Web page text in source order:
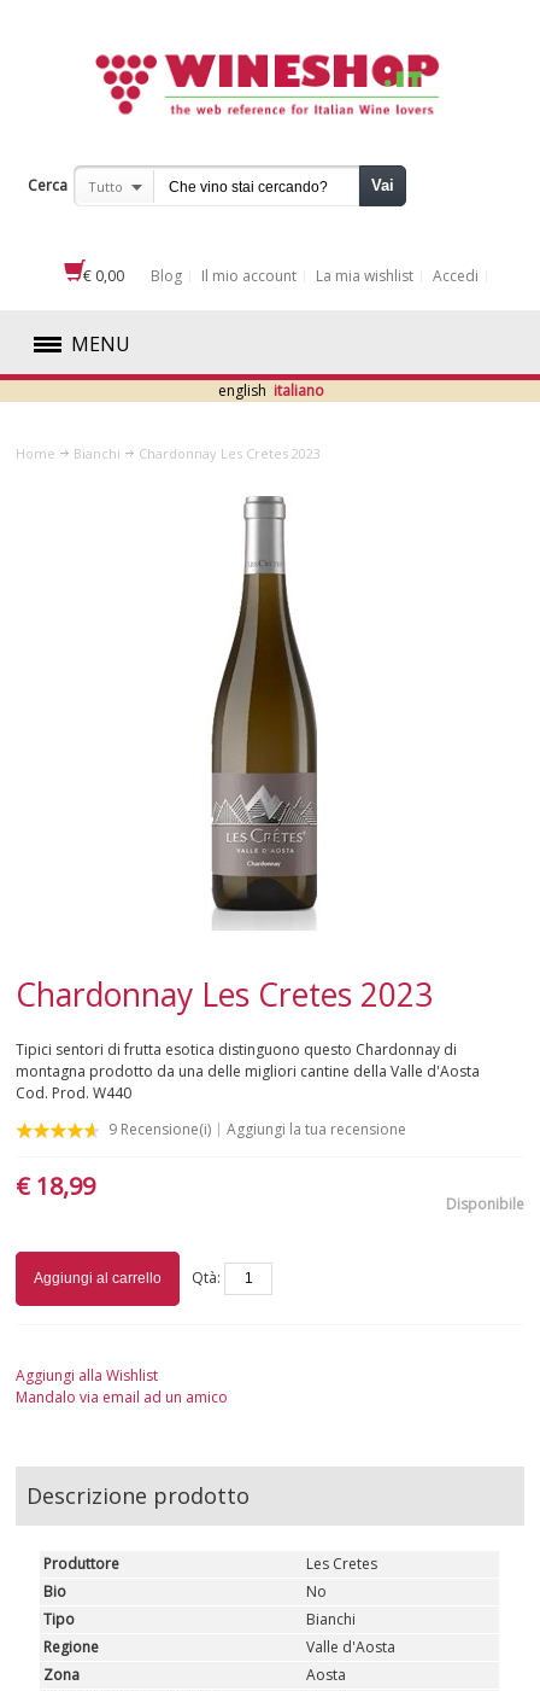
Cerca Tutto Vai
€ 0,00 Blog Il mio account La mia wishlist Accedi
MENU
ROSSI
BIANCHI
FRIULI-VENEZIA GIULIA
SARDEGNA
SICILIA
TOSCANA
ROSATI
SPUMANTI
DESSERT
NON SOLO VINO
REGALI
english italiano
Home Bianchi Chardonnay Les Cretes 2023
Chardonnay Les Cretes 2023
Tipici sentori di frutta esotica distinguono questo Chardonnay di
montagna prodotto da una delle migliori cantine della Valle d'Aosta
Cod. Prod.W440
9 Recensione(i) Aggiungi la tua recensione
Disponibile
€ 18,99
Aggiungi al carrello Qtà:
Aggiungi alla Wishlist
Mandalo via email ad un amico
Descrizione prodotto
Produttore
Les Cretes
Bio
No
Tipo
Bianchi
Regione
Valle d'Aosta
Zona
Aosta